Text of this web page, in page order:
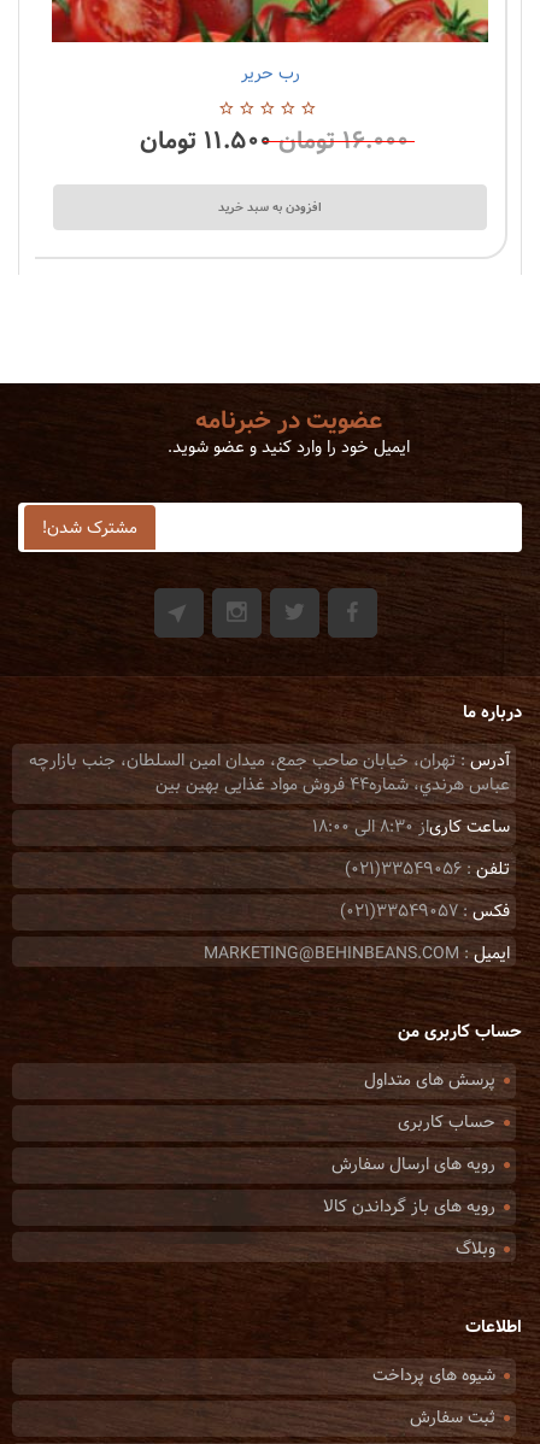
رب حریر
از
۱۶.۰۰۰تومان۱۱.۵۰۰ تومان
افزودن به سبد خرید
عضویت در خبرنامه
ایمیل خود را وارد کنید و عضو شوید.
درباره ما
آدرس: تهران، خيابان صاحب جمع، ميدان امين السلطان، جنب بازارچه
عباس هرندي، شماره44 فروش مواد غذایی بهین بین
ساعت کاریاز 8:30 الی 18:00
تلفن : 33549056(021)
فکس: 33549057(021)
ایمیل: MARKETING@BEHINBEANS.COM
حساب کاربری من
پرسش های متداول
حساب کاربری
رویه های ارسال سفارش
رویه های باز گرداندن کالا
وبلاگ
اطلاعات
شیوه های پرداخت
ثبت سفارش